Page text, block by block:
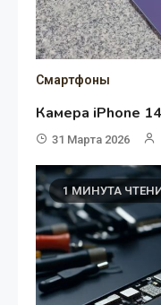
Смартфоны
Камера iPhone
31 Марта 2026
1 МИНУТА